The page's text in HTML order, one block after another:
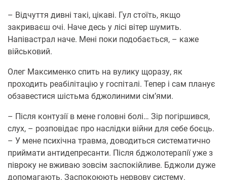
– Відчуття дивні такі, цікаві. Гул стоїть, якщо
закриваєш очі. Наче десь у лісі вітер шумить.
Напівастрал наче. Мені поки подобається, – каже
військовий.
Олег Максименко спить на вулику щоразу, як
проходить реабілітацію у госпіталі. Тепер і сам планує
обзавестися шістьма бджолиними сім’ями.
– Після контузії в мене головні болі… Зір погіршився,
слух, – розповідає про наслідки війни для себе боєць.
– У мене психічна травма, доводиться систематично
приймати антидепресанти. Після бджолотерапії уже з
півроку не вживаю зовсім заспокійливе. Бджоли дуже
допомагають. Заспокоюють нервову систему.